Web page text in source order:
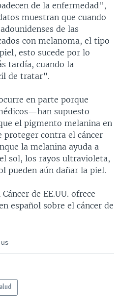
de la enfermedad",
muestran que cuando
de las
con melanoma, el tipo
esto sucede por lo
tardía, cuando la
de tratar”.
en parte porque
supuesto
el pigmento melanina en
proteger contra el cáncer
la melanina ayuda a
sol, los rayos ultravioleta,
pueden aún dañar la piel.
de EE.UU. ofrece
español sobre el cáncer de